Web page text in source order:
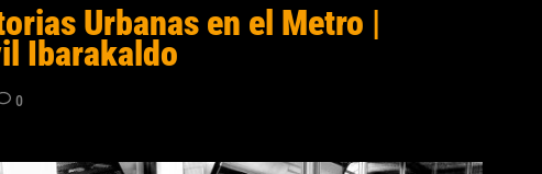
Urbanas en el Metro |
Ibarakaldo
0